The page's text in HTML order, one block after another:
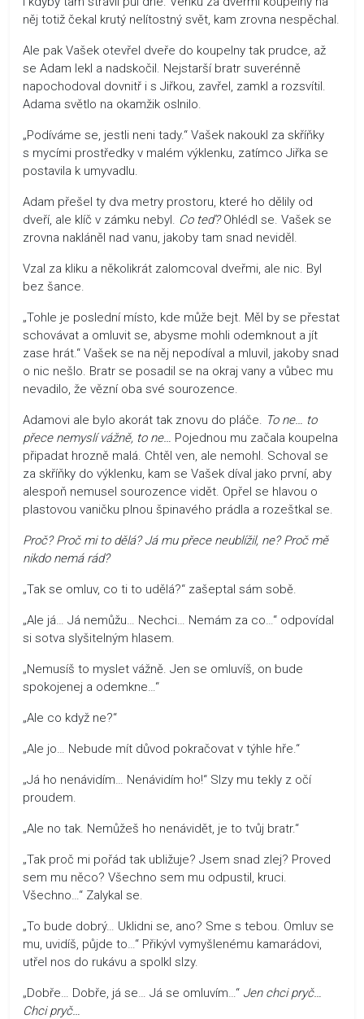
něj totiž čekal krutý nelítostný svět, kam zrovna nespěchal.
Ale pak Vašek otevřel dveře do koupelny tak prudce, až
se Adam lekl a nadskočil. Nejstarší bratr suverénně
napochodoval dovnitř i s Jiřkou, zavřel, zamkl a rozsvítil.
Adama světlo na okamžik oslnilo.
„Podíváme se, jestli neni tady.“ Vašek nakoukl za skříňky
s mycími prostředky v malém výklenku, zatímco Jiřka se
postavila k umyvadlu.
Adam přešel ty dva metry prostoru, které ho dělily od
dveří, ale klíč v zámku nebyl. Co teď?Ohlédl se. Vašek se
zrovna nakláněl nad vanu, jakoby tam snad neviděl.
Vzal za kliku a několikrát zalomcoval dveřmi, ale nic. Byl
bez šance.
„Tohle je poslední místo, kde může bejt. Měl by se přestat
schovávat a omluvit se, abysme mohli odemknout a jít
zase hrát.“ Vašek se na něj nepodíval a mluvil, jakoby snad
o nic nešlo. Bratr se posadil se na okraj vany a vůbec mu
nevadilo, že vězní oba své sourozence.
Adamovi ale bylo akorát tak znovu do pláče. To ne… to
přece nemyslí vážně, to ne… Pojednou mu začala koupelna
připadat hrozně malá. Chtěl ven, ale nemohl. Schoval se
za skříňky do výklenku, kam se Vašek díval jako první, aby
alespoň nemusel sourozence vidět. Opřel se hlavou o
plastovou vaničku plnou špinavého prádla a rozeštkal se.
Proč? Proč mi to dělá? Já mu přece neublížil, ne? Proč mě
nikdo nemá rád?
„Tak se omluv, co ti to udělá?“ zašeptal sám sobě.
„Ale já… Já nemůžu… Nechci… Nemám za co…“ odpovídal
si sotva slyšitelným hlasem.
„Nemusíš to myslet vážně. Jen se omluvíš, on bude
spokojenej a odemkne…“
„Ale co když ne?“
„Ale jo… Nebude mít důvod pokračovat v týhle hře.“
„Já ho nenávidím… Nenávidím ho!“ Slzy mu tekly z očí
proudem.
„Ale no tak. Nemůžeš ho nenávidět, je to tvůj bratr.“
„Tak proč mi pořád tak ubližuje? Jsem snad zlej? Proved
sem mu něco? Všechno sem mu odpustil, kruci.
Všechno…“ Zalykal se.
„To bude dobrý… Uklidni se, ano? Sme s tebou. Omluv se
mu, uvidíš, půjde to…“ Přikývl vymyšlenému kamarádovi,
utřel nos do rukávu a spolkl slzy.
„Dobře… Dobře, já se… Já se omluvím…“ Jen chci pryč…
Chci pryč…